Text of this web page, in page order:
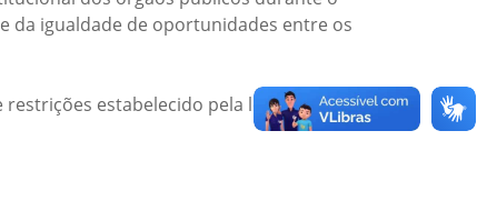
da igualdade de oportunidades entre os
estabelecido pela legislação